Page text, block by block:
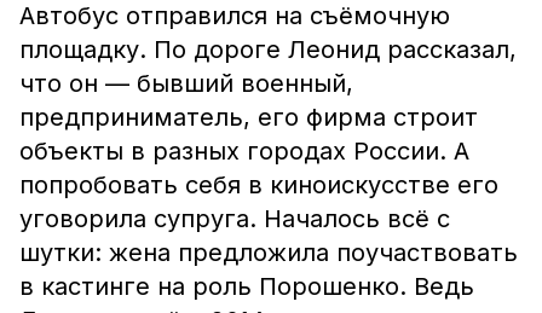
Автобус отправился на съёмочную
площадку. По дороге Леонид рассказал,
что он — бывший военный,
предприниматель, его фирма строит
объекты в разных городах России. А
попробовать себя в киноискусстве его
уговорила супруга. Началось всё с
шутки: жена предложила поучаствовать
в кастинге на роль Порошенко. Ведь